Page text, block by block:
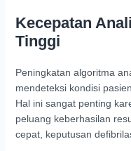
Kecepatan
Tinggi
Peningkatan algoritma
mendeteksi kondisi
Hal ini sangat penting
peluang keberhasilan
cepat, keputusan